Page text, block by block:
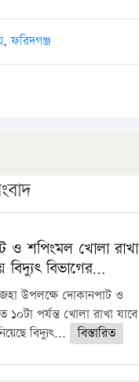
,ফরিদগঞ্জ
ও শপিংমল খোলা রাখা
বিদ্যুৎ বিভাগের…
উপলক্ষে দোকানপাট ও
১০টা পর্যন্ত খোলা রাখা যাবে
বিদ্যুৎ...
বিস্তারিত